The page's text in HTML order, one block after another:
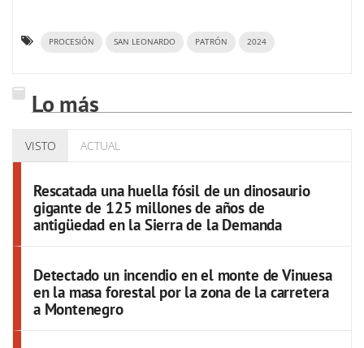
PROCESIÓN SAN LEONARDO PATRÓN 2024
Lo más
VISTO ACTUAL
Rescatada una huella fósil de un dinosaurio
gigante de 125 millones de años de
antigüedad en la Sierra de la Demanda
Detectado un incendio en el monte de Vinuesa
en la masa forestal por la zona de la carretera
a Montenegro